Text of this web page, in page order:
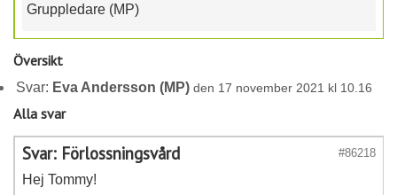
Gruppledare (MP)
Översikt
Svar: Eva Andersson (MP) den 17 november 2021 kl 10.16
Alla svar
#86218
Svar: Förlossningsvård
Hej Tommy!